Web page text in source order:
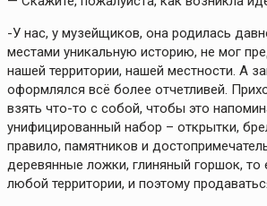
-У нас, у музейщиков, она родилась
местами уникальную историю, не мог
нашей территории, нашей местности. А
оформлялся всё более отчетливей.
взять что-то с собой, чтобы это
унифицированный набор – открытки,
правило, памятников и
деревянные ложки, глиняный горшок, то
любой территории, и поэтому